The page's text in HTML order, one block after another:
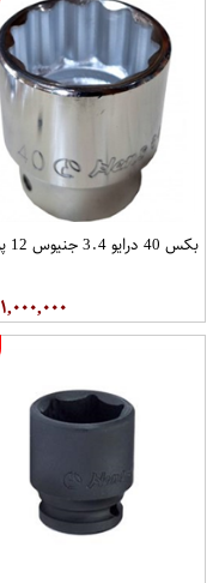
بکس 40 درایو 3.4 جنیوس 12 پر
۱,۰۰۰,۰۰۰